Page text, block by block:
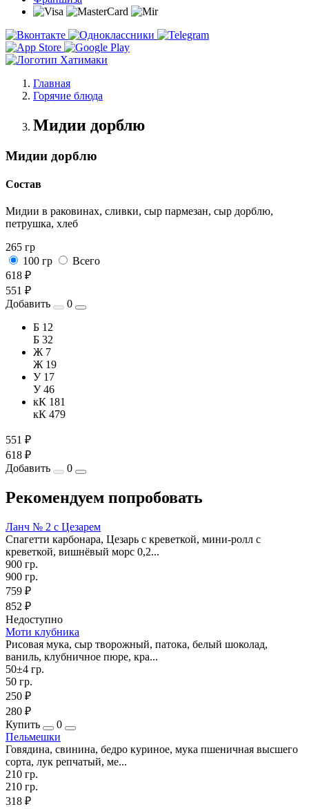
Главная
Горячие блюда
Мидии дорблю
Мидии дорблю
Состав
Мидии в раковинах, сливки, сыр пармезан, сыр дорблю,
петрушка, хлеб
265 гр
100 гр
Всего
618 ₽
551 ₽
Добавить
0
Б 12
Б 32
Ж 7
Ж 19
У 17
У 46
кК 181
кК 479
551 ₽
618 ₽
Добавить
0
Рекомендуем попробовать
Ланч № 2 с Цезарем
Спагетти карбонара, Цезарь с креветкой, мини-ролл с
креветкой, вишнёвый морс 0,2...
900 гр.
900 гр.
759 ₽
852 ₽
Недоступно
Моти клубника
Рисовая мука, сыр творожный, патока, белый шоколад,
ваниль, клубничное пюре, кра...
50±4 гр.
50 гр.
250 ₽
280 ₽
Купить
0
Пельмешки
Говядина, свинина, бедро куриное, мука пшеничная высшего
сорта, лук репчатый, ме...
210 гр.
210 гр.
318 ₽